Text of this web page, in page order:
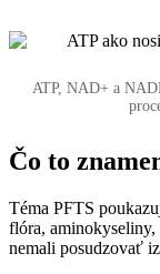
ATP, NAD+ a
Čo to
Téma PFTS
flóra, aminokyseliny,
nemali posudzovať